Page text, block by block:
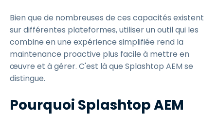
Bien que de nombreuses de ces capacités existent
sur différentes plateformes, utiliser un outil qui les
combine en une expérience simplifiée rend la
maintenance proactive plus facile à mettre en
œuvre et à gérer. C'est là que Splashtop AEM se
distingue.
Pourquoi Splashtop AEM